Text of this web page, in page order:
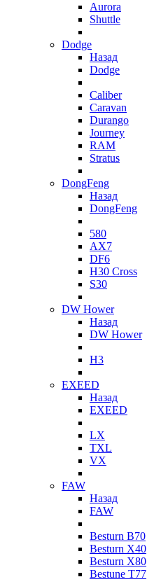
Aurora
Shuttle
Dodge
Назад
Dodge
Caliber
Caravan
Durango
Journey
RAM
Stratus
DongFeng
Назад
DongFeng
580
AX7
DF6
H30 Cross
S30
DW Hower
Назад
DW Hower
H3
EXEED
Назад
EXEED
LX
TXL
VX
FAW
Назад
FAW
Besturn B70
Besturn X40
Besturn X80
Bestune T77